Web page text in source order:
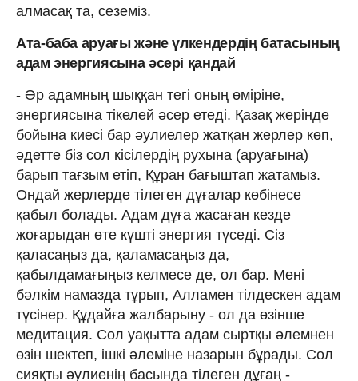
алмасақ та, сеземіз.
Ата-баба аруағы және үлкендердің батасының
адам энергиясына әсері қандай
- Әр адамның шыққан тегі оның өміріне,
энергиясына тікелей әсер етеді. Қазақ жерінде
бойына киесі бар әулиелер жатқан жерлер көп,
әдетте біз сол кісілердің рухына (аруағына)
барып тағзым етіп, Құран бағыштап жатамыз.
Ондай жерлерде тілеген дұғалар көбінесе
қабыл болады. Адам дұға жасаған кезде
жоғарыдан өте күшті энергия түседі. Сіз
қаласаңыз да, қаламасаңыз да,
қабылдамағыңыз келмесе де, ол бар. Мені
бәлкім намазда тұрып, Алламен тілдескен адам
түсінер. Құдайға жалбарыну - ол да өзінше
медитация. Сол уақытта адам сыртқы әлемнен
өзін шектеп, ішкі әлеміне назарын бұрады. Сол
сияқты әулиенің басында тілеген дұғаң -